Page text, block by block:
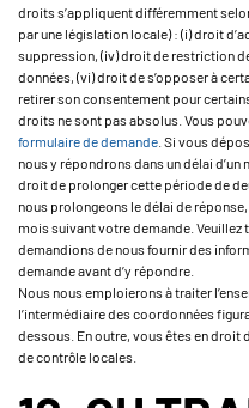
droits s’appliquent différemment
par une législation locale) : (i) droit
suppression, (iv) droit de restriction
données, (vi) droit de s’opposer à
retirer son consentement pour
droits ne sont pas absolus. Vous
formulaire de demande . Si vous
nous y répondrons dans un délai
droit de prolonger cette période de
nous prolongeons le délai de
mois suivant votre demande. Veuillez
demandions de nous fournir des
demande avant d’y répondre.
Nous nous emploierons à traiter
l’intermédiaire des coordonnées
dessous. En outre, vous êtes en droit
de contrôle locales.